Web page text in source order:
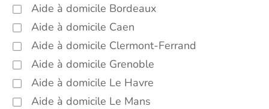
Soins esthétiques Haute Garonne (31)
Autres aides à domicile Haute Garonne
(31)
Voir toutes les aides à domicile en Haute Garonne
(31)
Aide à domicile Bordeaux
Aide à domicile Caen
Aide à domicile Clermont-Ferrand
Aide à domicile Grenoble
Aide à domicile Le Havre
Aide à domicile Le Mans